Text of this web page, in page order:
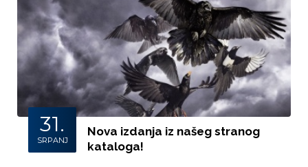
31.
SRPANJ
Nova izdanja iz našeg stranog
kataloga!